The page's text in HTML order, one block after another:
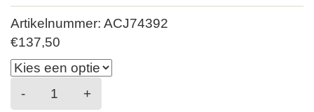
Artikelnummer: ACJ74392
€137,50
-
Libertine
+